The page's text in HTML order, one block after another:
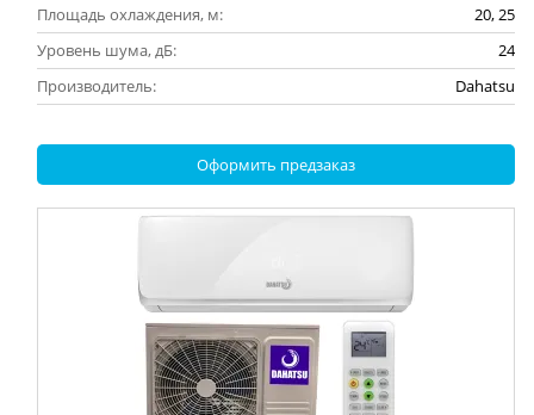
Площадь охлаждения, м:
20, 25
Уровень шума, дБ:
24
Производитель:
Dahatsu
Оформить предзаказ